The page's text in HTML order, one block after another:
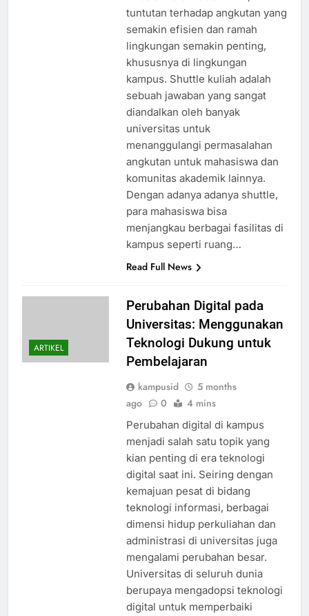
tuntutan terhadap angkutan yang
semakin efisien dan ramah
lingkungan semakin penting,
khususnya di lingkungan
kampus. Shuttle kuliah adalah
sebuah jawaban yang sangat
diandalkan oleh banyak
universitas untuk
menanggulangi permasalahan
angkutan untuk mahasiswa dan
komunitas akademik lainnya.
Dengan adanya adanya shuttle,
para mahasiswa bisa
menjangkau berbagai fasilitas di
kampus seperti ruang…
Read Full News
ARTIKEL
Perubahan Digital pada
Universitas: Menggunakan
Teknologi Dukung untuk
Pembelajaran
kampusid
5 months
ago
0 4 mins
Perubahan digital di kampus
menjadi salah satu topik yang
kian penting di era teknologi
digital saat ini. Seiring dengan
kemajuan pesat di bidang
teknologi informasi, berbagai
dimensi hidup perkuliahan dan
administrasi di universitas juga
mengalami perubahan besar.
Universitas di seluruh dunia
berupaya mengadopsi teknologi
digital untuk memperbaiki